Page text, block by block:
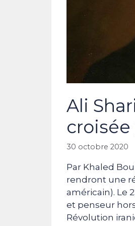
Ali
30 octobre 2020
Par Khaled
rendront une
américain). Le
et penseur
Révolution